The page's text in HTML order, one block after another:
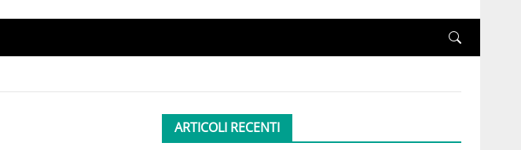
ARTICOLI RECENTI